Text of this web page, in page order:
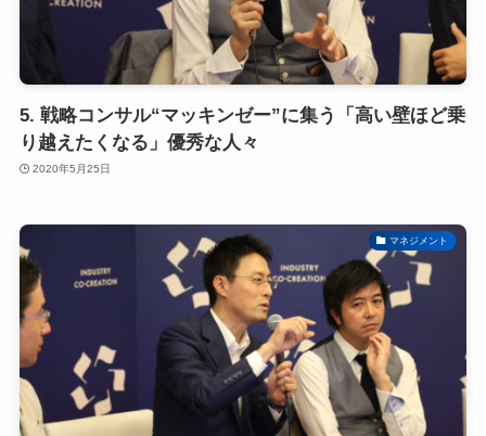
5. 戦略コンサル“マッキンゼー”に集う「高い壁ほど乗
り越えたくなる」優秀な人々
2020年5月25日
マネジメント